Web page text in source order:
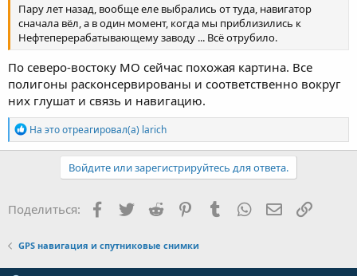
Пару лет назад, вообще еле выбрались от туда, навигатор
сначала вёл, а в один момент, когда мы приблизились к
Нефтеперерабатывающему заводу ... Всё отрубило.
По северо-востоку МО сейчас похожая картина. Все
полигоны расконсервированы и соответственно вокруг
них глушат и связь и навигацию.
Р
е
а
и
:
На это отреагировал(а) larich
Войдите или зарегистрируйтесь для ответа.
Поделиться: Facebook
TwitterReddit PinterestTumblr WhatsApp Ссылка
GPS навигация и спутниковые снимки